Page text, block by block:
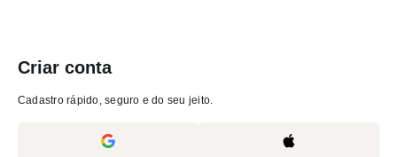
Criar conta
Cadastro rápido, seguro e do seu jeito.